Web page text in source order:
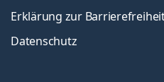
Erklärung zur
Datenschutz